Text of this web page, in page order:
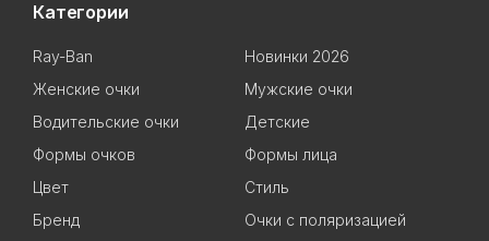
Категории
Ray-Ban
Новинки 2026
Женские очки
Мужские очки
Водительские очки
Детские
Формы очков
Формы лица
Цвет
Стиль
Бренд
Очки с поляризацией